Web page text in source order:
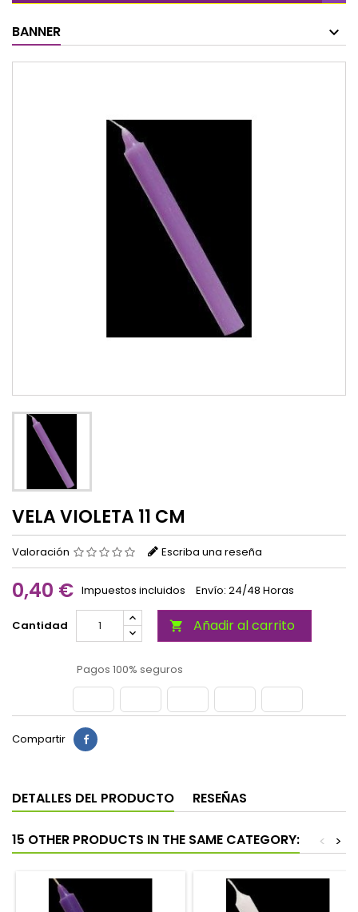
BANNER
VELA VIOLETA 11 CM
Valoración Escriba una reseña
0,40 € Impuestos incluidos Envío: 24/48 Horas
Cantidad  Añadir al carrito
Pagos 100% seguros
Compartir
DETALLES DEL PRODUCTO RESEÑAS
15 OTHER PRODUCTS IN THE SAME CATEGORY: >
<